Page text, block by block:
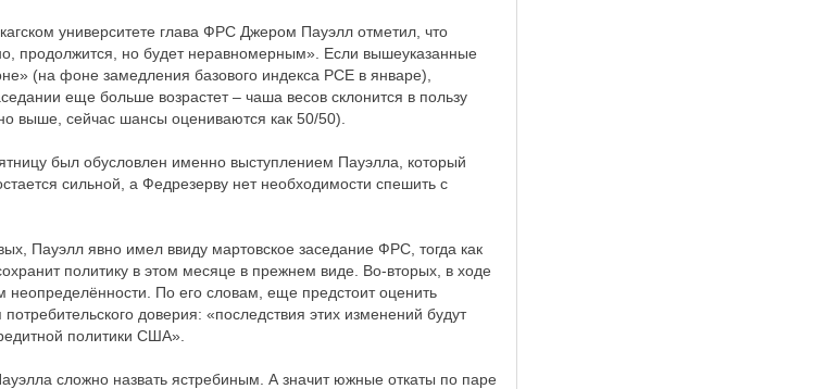
университете глава ФРС Джером Пауэлл отметил, что
продолжится, но будет неравномерным». Если вышеуказанные
(на фоне замедления базового индекса PCE в январе),
еще больше возрастет – чаша весов склонится в пользу
выше, сейчас шансы оцениваются как 50/50).
был обусловлен именно выступлением Пауэлла, который
сильной, а Федрезерву нет необходимости спешить с
Пауэлл явно имел ввиду мартовское заседание ФРС, тогда как
политику в этом месяце в прежнем виде. Во-вторых, в ходе
неопределённости. По его словам, еще предстоит оценить
доверия: «последствия этих изменений будут
политики США».
сложно назвать ястребиным. А значит южные откаты по паре